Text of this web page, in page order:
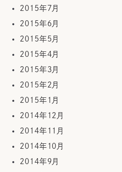
2015年7月
2015年6月
2015年5月
2015年4月
2015年3月
2015年2月
2015年1月
2014年12月
2014年11月
2014年10月
2014年9月